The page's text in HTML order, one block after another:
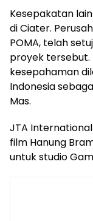
Kesepakatan
di Ciater.
POMA, telah
proyek
kesepahaman
Indonesia
Mas.
JTA
film Hanung
untuk studio